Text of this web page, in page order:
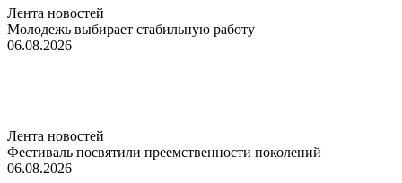
Лента новостей
Молодежь выбирает стабильную работу
06.08.2026
Лента новостей
Фестиваль посвятили преемственности поколений
06.08.2026